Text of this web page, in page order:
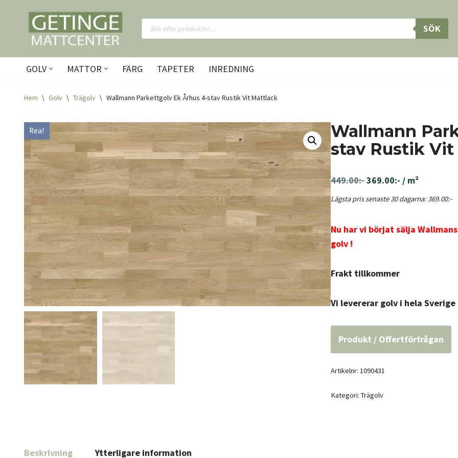
Hoppa
innehåll
SÖK
GOLV MATTOR FÄRG TAPETER INREDNING
Hem \ Golv \ Trägolv \ Wallmann Parkettgolv Ek Århus 4-stav Rustik Vit Mattlack
Rea!
Wallmann
stav Rustik
449.00:-369.00:- / m²
Lägsta pris senaste 30 dagarna: 369.00:-
Nu har vi börjat sälja
golv !
Frakt tillkommer
Vi levererar golv i hela Sverige
Produkt / Offertförfrågan
Artikelnr: 1090431
Kategori: Trägolv
Beskrivning Ytterligare information